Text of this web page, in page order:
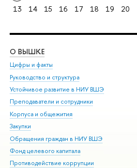
13
14 15 16 17 18 19 20
О ВЫШКЕ
Цифры и факты
Руководство и структура
Устойчивое развитие в НИУ ВШЭ
Преподаватели и сотрудники
Корпуса и общежития
Закупки
Обращения граждан в НИУ ВШЭ
Фонд целевого капитала
Противодействие коррупции